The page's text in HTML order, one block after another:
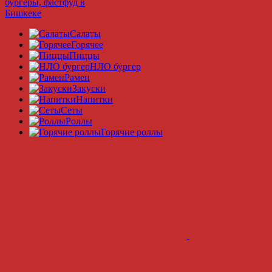
Салаты
Горячее
Пиццы
НЛО бургер
Рамeн
Закуски
Напитки
Сеты
Роллы
Горячие роллы